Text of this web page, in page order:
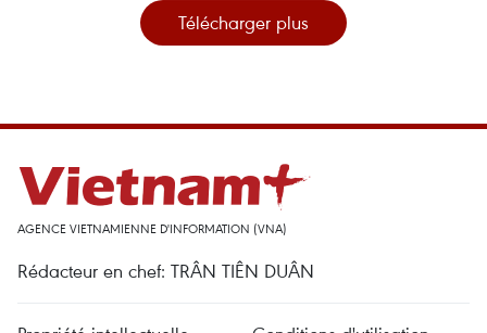
Télécharger plus
AGENCE VIETNAMIENNE D'INFORMATION (VNA)
Rédacteur en chef: TRÂN TIÊN DUÂN